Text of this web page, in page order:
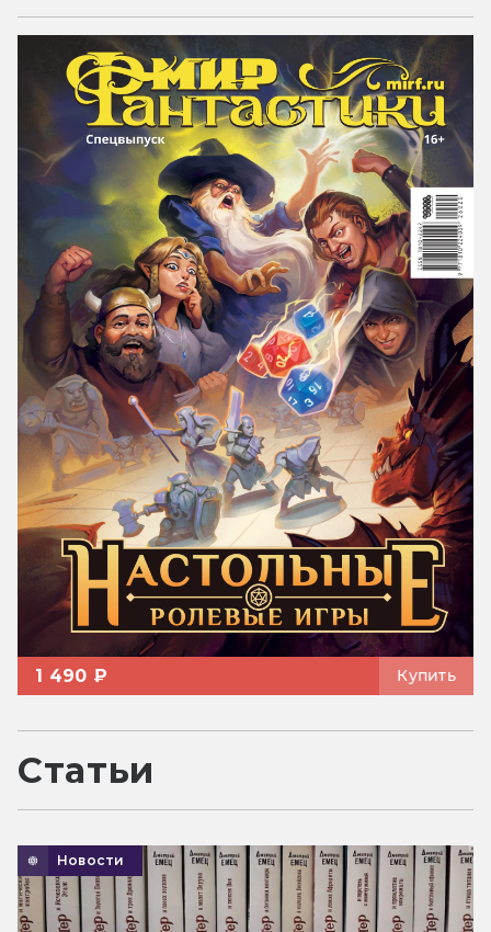
1 490 ₽ Купить
Статьи
Новости